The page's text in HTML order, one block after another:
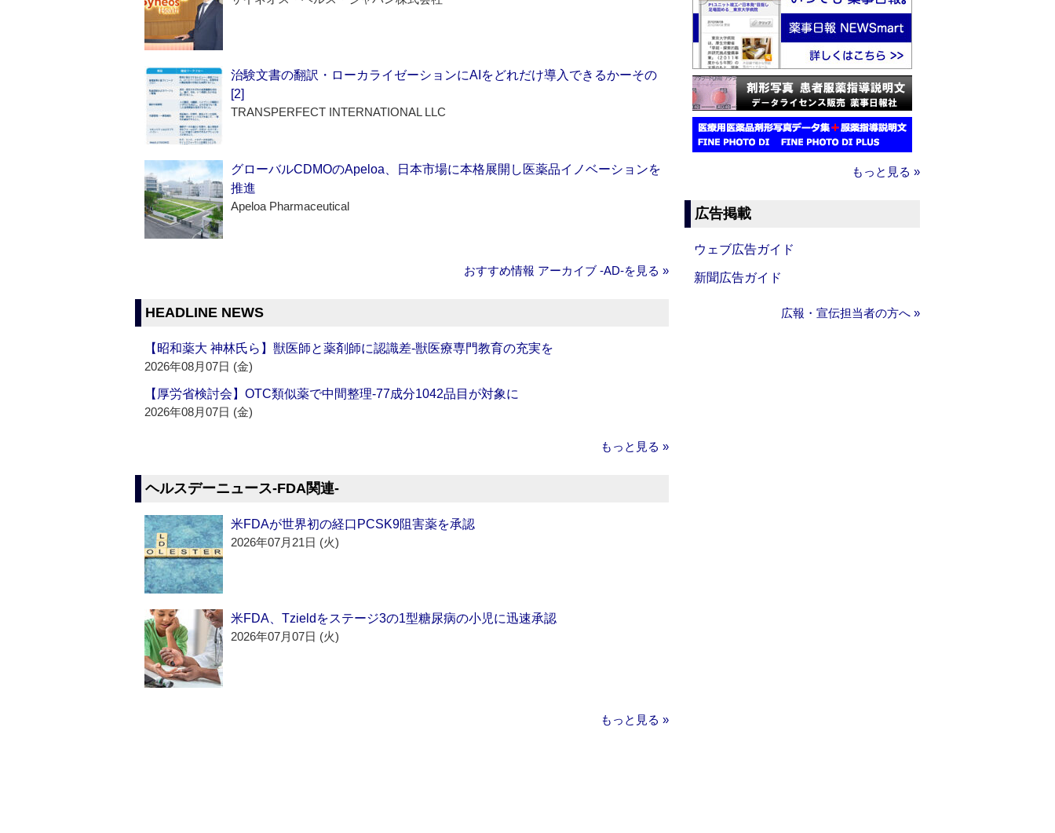
治験文書の翻訳・ローカライゼーションにAIをどれだけ導入できるかーその
[2]
TRANSPERFECT INTERNATIONAL LLC
グローバルCDMOのApeloa、日本市場に本格展開し医薬品イノベーションを
推進
Apeloa Pharmaceutical
おすすめ情報 アーカイブ ‐AD‐を見る »
HEADLINE NEWS
【昭和薬大 神林氏ら】獣医師と薬剤師に認識差‐獣医療専門教育の充実を
2026年08月07日 (金)
【厚労省検討会】OTC類似薬で中間整理‐77成分1042品目が対象に
2026年08月07日 (金)
もっと見る »
ヘルスデーニュース‐FDA関連‐
米FDAが世界初の経口PCSK9阻害薬を承認
2026年07月21日 (火)
米FDA、Tzieldをステージ3の1型糖尿病の小児に迅速承認
2026年07月07日 (火)
もっと見る »
もっと見る »
広告掲載
ウェブ広告ガイド
新聞広告ガイド
広報・宣伝担当者の方へ »